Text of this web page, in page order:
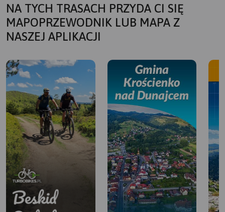
NA TYCH TRASACH PRZYDA CI SIĘ
MAPOPRZEWODNIK LUB MAPA Z
NASZEJ APLIKACJI